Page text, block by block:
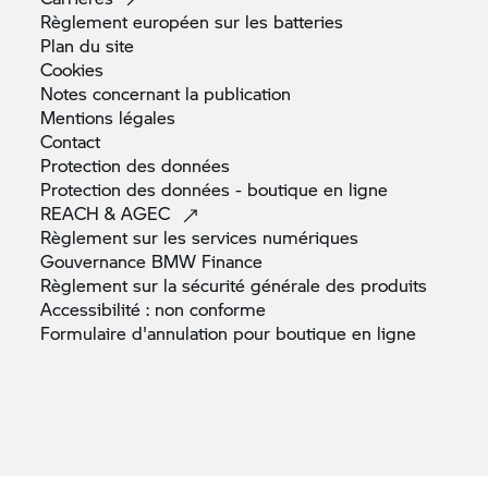
Règlement européen sur les batteries
Plan dusite
Cookies
Notes concernant la publication
Mentions légales
Contact
Protection desdonnées
Protection des données - boutique en ligne
REACH &AGEC
Règlement sur les services numériques
Gouvernance BMW Finance
Règlement sur la sécurité générale des produits
Accessibilité : nonconforme
Formulaire d'annulation pour boutique en ligne